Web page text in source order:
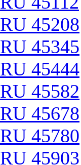
RU 45208
RU 45345
RU 45444
RU 45582
RU 45678
RU 45780
RU 45903